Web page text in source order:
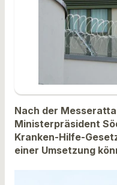
Nach der
Ministerpräsident
Kranken-Hilfe-
einer Umsetzung